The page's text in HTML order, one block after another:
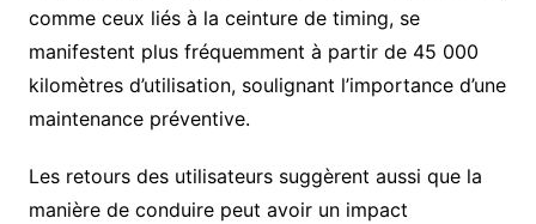
comme ceux liés à la ceinture de timing, se
manifestent plus fréquemment à partir de 45 000
kilomètres d’utilisation, soulignant l’importance d’une
maintenance préventive.
Les retours des utilisateurs suggèrent aussi que la
manière de conduire peut avoir un impact